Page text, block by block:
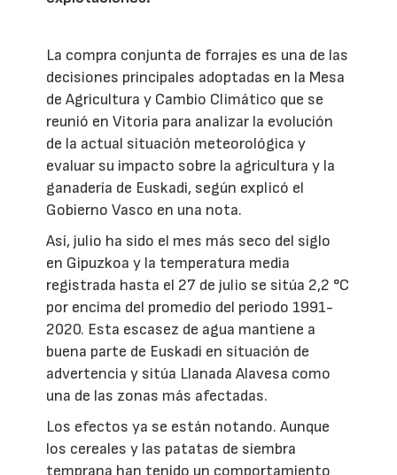
La compra conjunta de forrajes es una de las
decisiones principales adoptadas en la Mesa
de Agricultura y Cambio Climático que se
reunió en Vitoria para analizar la evolución
de la actual situación meteorológica y
evaluar su impacto sobre la agricultura y la
ganadería de Euskadi, según explicó el
Gobierno Vasco en una nota.
Así, julio ha sido el mes más seco del siglo
en Gipuzkoa y la temperatura media
registrada hasta el 27 de julio se sitúa 2,2 °C
por encima del promedio del periodo 1991-
2020. Esta escasez de agua mantiene a
buena parte de Euskadi en situación de
advertencia y sitúa Llanada Alavesa como
una de las zonas más afectadas.
Los efectos ya se están notando. Aunque
los cereales y las patatas de siembra